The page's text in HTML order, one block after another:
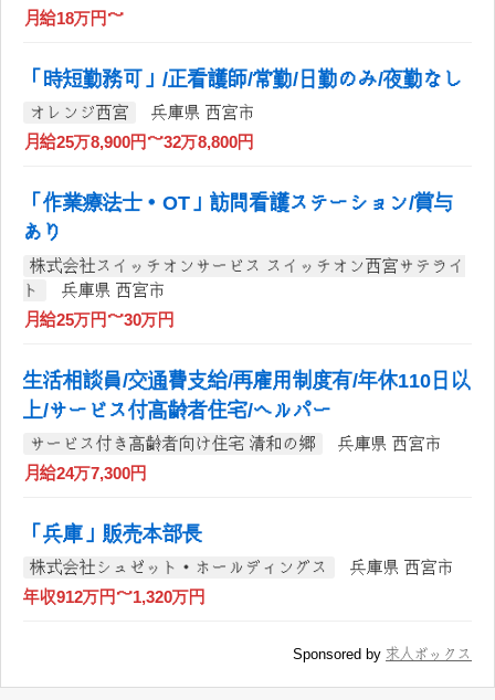
月給18万円～
「時短勤務可」/正看護師/常勤/日勤のみ/夜勤なし
オレンジ西宮
兵庫県 西宮市
月給25万8,900円～32万8,800円
「作業療法士・OT」訪問看護ステーション/賞与
あり
株式会社スイッチオンサービス スイッチオン西宮サテライ
ト
兵庫県 西宮市
月給25万円～30万円
生活相談員/交通費支給/再雇用制度有/年休110日以
上/サービス付高齢者住宅/ヘルパー
サービス付き高齢者向け住宅 清和の郷
兵庫県 西宮市
月給24万7,300円
「兵庫」販売本部長
株式会社シュゼット・ホールディングス
兵庫県 西宮市
年収912万円～1,320万円
Sponsored by 求人ボックス